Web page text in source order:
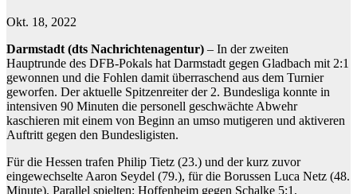
Okt. 18, 2022
Darmstadt (dts Nachrichtenagentur) – In der zweiten
Hauptrunde des DFB-Pokals hat Darmstadt gegen Gladbach mit 2:1
gewonnen und die Fohlen damit überraschend aus dem Turnier
geworfen. Der aktuelle Spitzenreiter der 2. Bundesliga konnte in
intensiven 90 Minuten die personell geschwächte Abwehr
kaschieren mit einem von Beginn an umso mutigeren und aktiveren
Auftritt gegen den Bundesligisten.
Für die Hessen trafen Philip Tietz (23.) und der kurz zuvor
eingewechselte Aaron Seydel (79.), für die Borussen Luca Netz (48.
Minute). Parallel spielten: Hoffenheim gegen Schalke 5:1,